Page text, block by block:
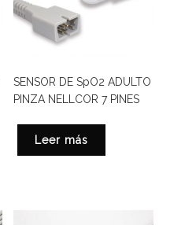
SENSOR DE SpO2 ADULTO
PINZA NELLCOR 7 PINES
Leer más